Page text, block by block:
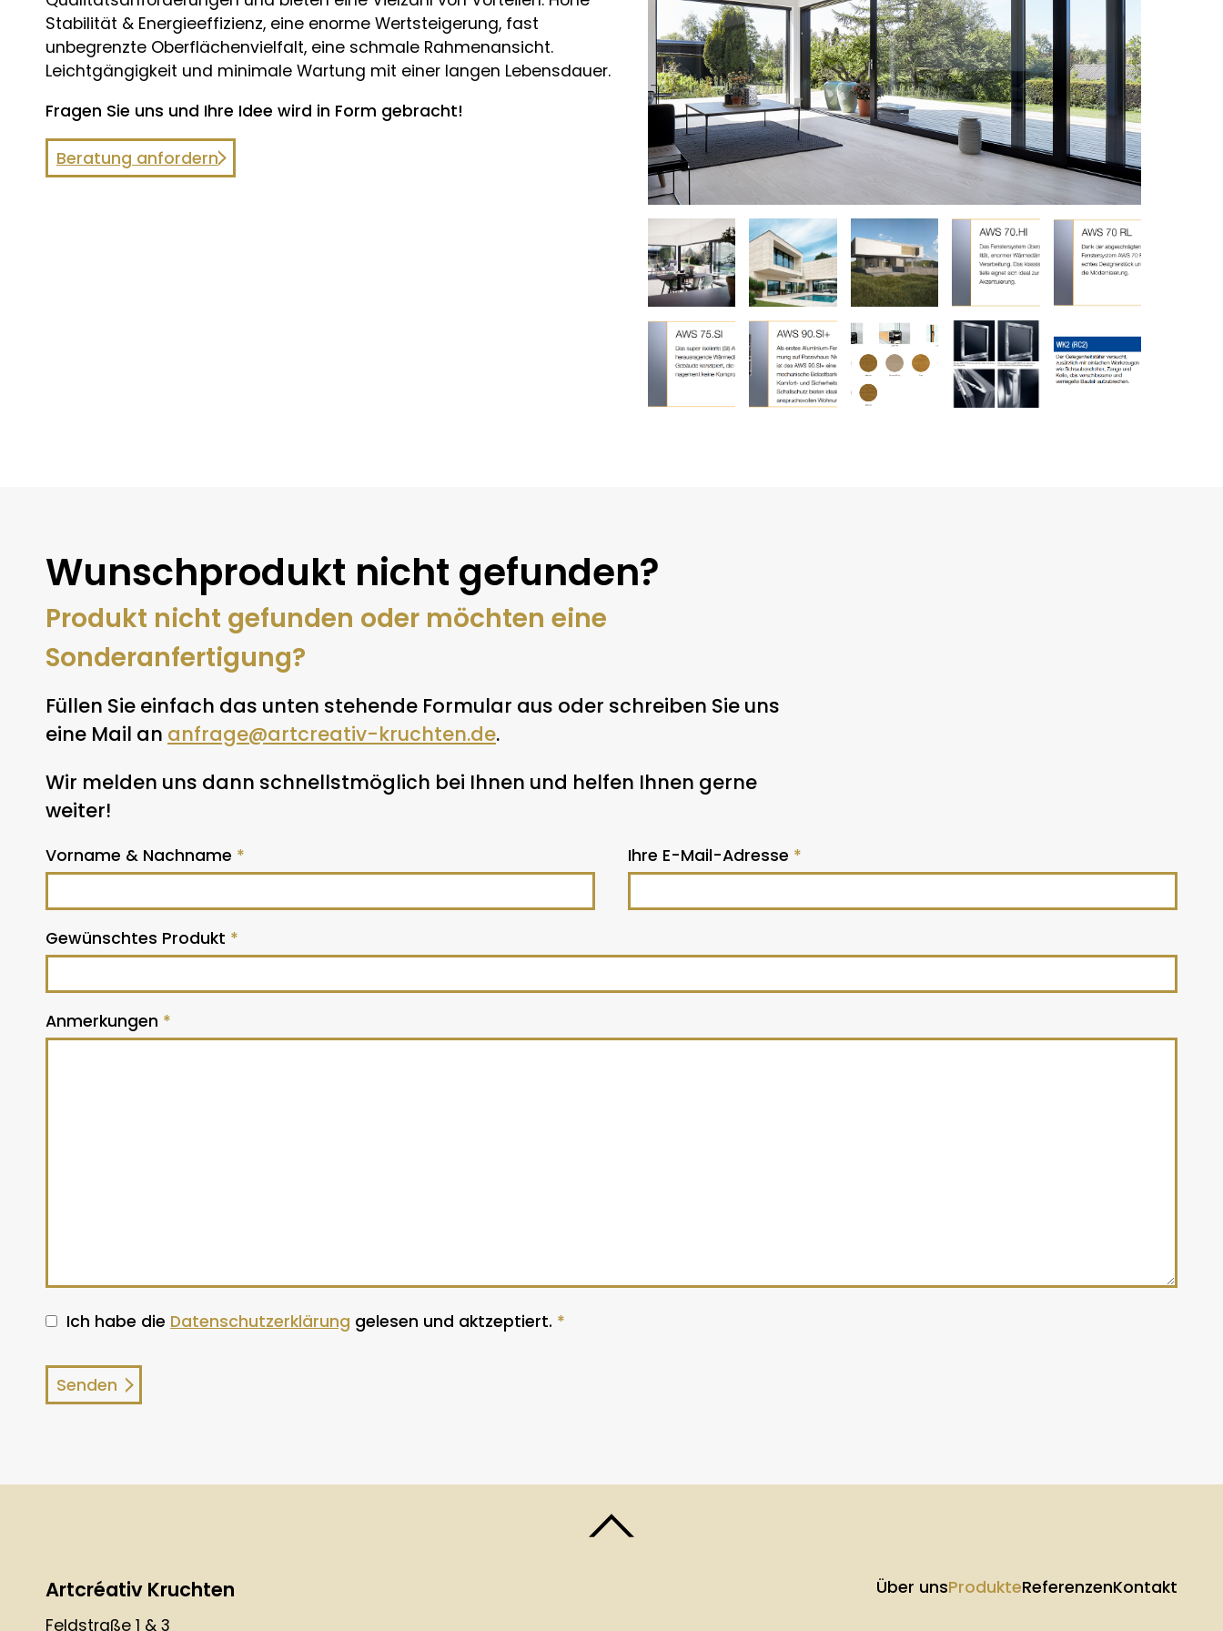
Stabilität & Energieeffizienz, eine enorme Wertsteigerung, fast
unbegrenzte Oberflächenvielfalt, eine schmale Rahmenansicht.
Leichtgängigkeit und minimale Wartung mit einer langen Lebensdauer.
Fragen Sie uns und Ihre Idee wird in Form gebracht!
Beratung anfordern
Wunschprodukt nicht gefunden?
Produkt nicht gefunden oder möchten eine
Sonderanfertigung?
Füllen Sie einfach das unten stehende Formular aus oder schreiben Sie uns
eine Mail an anfrage@artcreativ-kruchten.de.
Wir melden uns dann schnellstmöglich bei Ihnen und helfen Ihnen gerne
weiter!
Vorname & Nachname * Ihre E-Mail-Adresse *
Gewünschtes Produkt *
Anmerkungen *
Ich habe die Datenschutzerklärung gelesen und aktzeptiert. *
Artcréativ Kruchten
Feldstraße 1 & 3
Über unsProdukteReferenzenKontakt